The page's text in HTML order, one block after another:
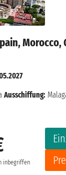
Morocco,
inbegriffen
Ausschiffung: